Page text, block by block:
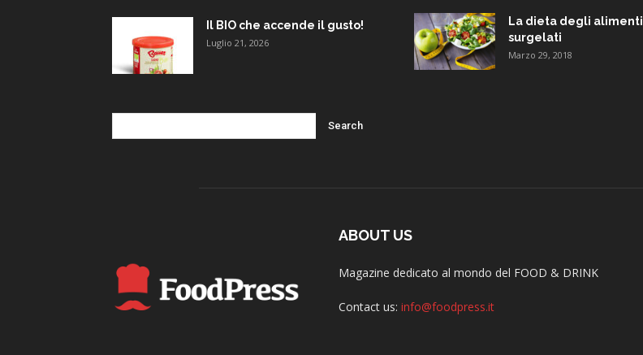
Il BIO che accende il gusto!
Luglio 21, 2026
La dieta degli alimenti
surgelati
Marzo 29, 2018
ABOUT US
Magazine dedicato al mondo del FOOD & DRINK
Contact us: info@foodpress.it